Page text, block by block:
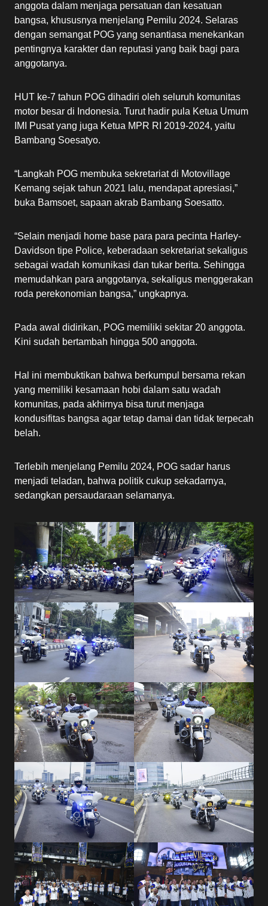
anggota dalam menjaga persatuan dan kesatuan
bangsa, khususnya menjelang Pemilu 2024. Selaras
dengan semangat POG yang senantiasa menekankan
pentingnya karakter dan reputasi yang baik bagi para
anggotanya.
HUT ke-7 tahun POG dihadiri oleh seluruh komunitas
motor besar di Indonesia. Turut hadir pula Ketua Umum
IMI Pusat yang juga Ketua MPR RI 2019-2024, yaitu
Bambang Soesatyo.
“Langkah POG membuka sekretariat di Motovillage
Kemang sejak tahun 2021 lalu, mendapat apresiasi,”
buka Bamsoet, sapaan akrab Bambang Soesatto.
“Selain menjadi home base para para pecinta Harley-
Davidson tipe Police, keberadaan sekretariat sekaligus
sebagai wadah komunikasi dan tukar berita. Sehingga
memudahkan para anggotanya, sekaligus menggerakan
roda perekonomian bangsa,” ungkapnya.
Pada awal didirikan, POG memiliki sekitar 20 anggota.
Kini sudah bertambah hingga 500 anggota.
Hal ini membuktikan bahwa berkumpul bersama rekan
yang memiliki kesamaan hobi dalam satu wadah
komunitas, pada akhirnya bisa turut menjaga
kondusifitas bangsa agar tetap damai dan tidak terpecah
belah.
Terlebih menjelang Pemilu 2024, POG sadar harus
menjadi teladan, bahwa politik cukup sekadarnya,
sedangkan persaudaraan selamanya.